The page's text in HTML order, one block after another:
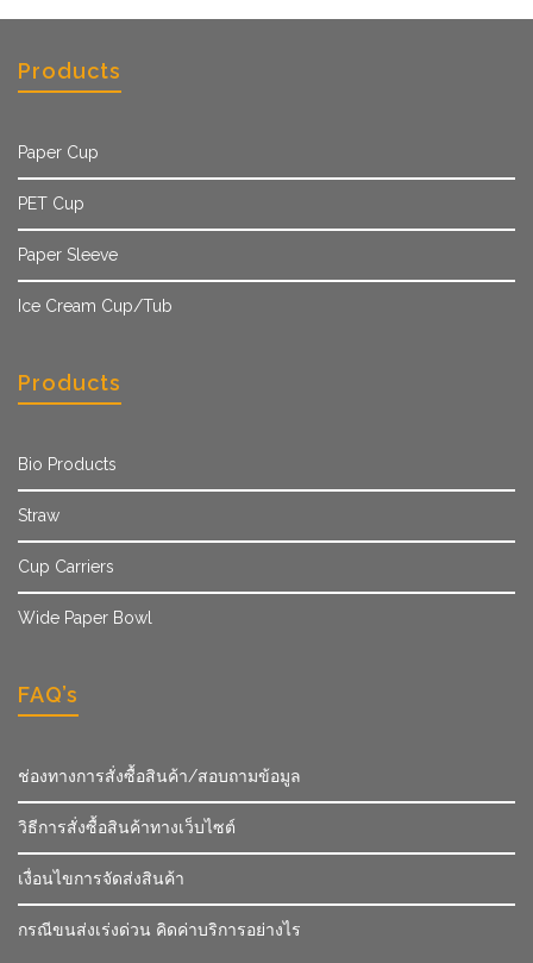
Products
Paper Cup
PET Cup
Paper Sleeve
Ice Cream Cup/Tub
Products
Bio Products
Straw
Cup Carriers
Wide Paper Bowl
FAQ’s
ช่องทางการสั่งซื้อสินค้า/สอบถามข้อมูล
วิธีการสั่งซื้อสินค้าทางเว็บไซต์
เงื่อนไขการจัดส่งสินค้า
กรณีขนส่งเร่งด่วน คิดค่าบริการอย่างไร